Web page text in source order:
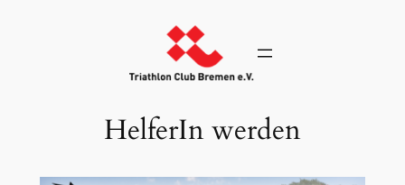
HelferIn werden